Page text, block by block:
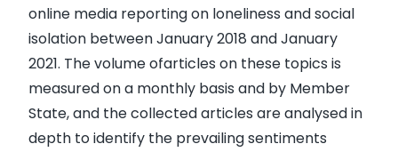
online media reporting on loneliness and social
isolation between January 2018 and January
2021. The volume ofarticles on these topics is
measured on a monthly basis and by Member
State, and the collected articles are analysed in
depth to identify the prevailing sentiments